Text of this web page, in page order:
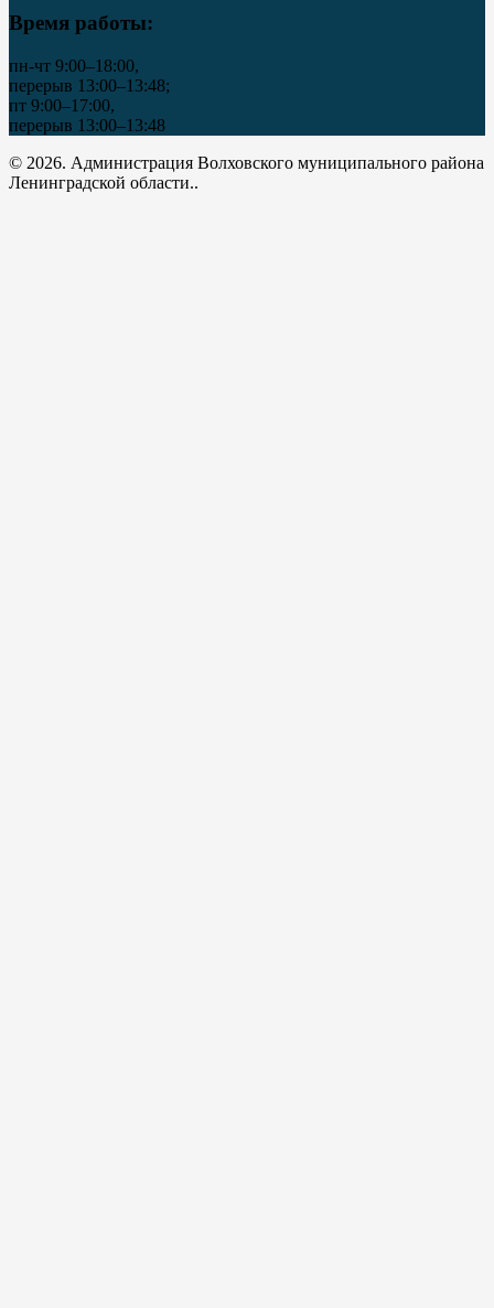
Время работы:
пн-чт 9:00–18:00,
перерыв 13:00–13:48;
пт 9:00–17:00,
перерыв 13:00–13:48
© 2026. Администрация Волховского муниципального района
Ленинградской области..